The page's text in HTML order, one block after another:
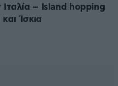
– Island hopping
Ίσκια